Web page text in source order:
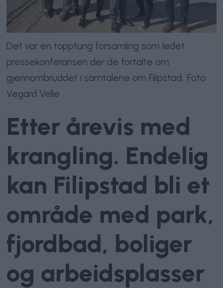
Det var en topptung forsamling som ledet
pressekonferansen der de fortalte om
gjennombruddet i samtalene om Filipstad.. Foto:
Vegard Velle
Etter årevis med
krangling. Endelig
kan Filipstad bli et
område med park,
fjordbad, boliger
og arbeidsplasser